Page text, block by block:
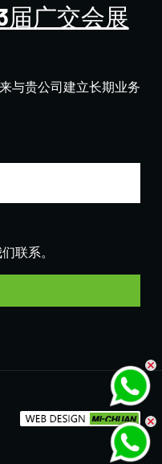
届广交会展
与贵公司建立长期业务
联系。